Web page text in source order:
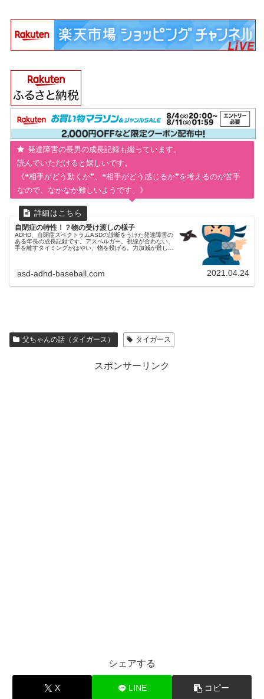
発達障害の長男の成長記録も綴っています。
読んでいただけると嬉しいです。
《❝相手がどう動くか❞、❝相手がどう感じるか❞を考えるのが苦手
なので、なかなか難しいようです。》
自閉症の特性！？物の受け渡しの様子
ADHD、自閉症スペクトラムASDの診断をうけた発達障害の
ある年長の成長記録です。アスペルガー。視線が合わない、
手を離すタイミングがはやい、物を投げる。力加減が難し
asd-adhd-baseball.com 2021.04.24
父ちゃんの話（タイガース） タイガース
スポンサーリンク
シェアする
X LINE コピー